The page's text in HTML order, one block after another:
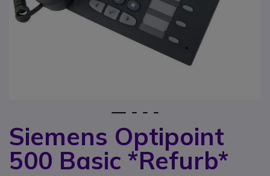
Siemens Optipoint
500 Basic *Refurb*
Ga naar het begin van de afbeeldingen-gallerij